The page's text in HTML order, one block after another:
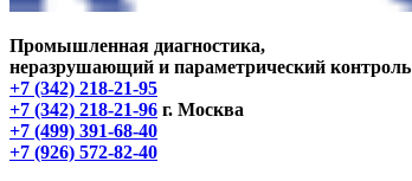
Промышленная диагностика,
неразрушающий и параметрический контроль
+7 (342) 218-21-95
+7 (342) 218-21-96 г. Москва
+7 (499) 391-68-40
+7 (926) 572-82-40